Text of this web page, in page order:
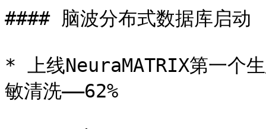
#### 脑波分布式数据库启动
* 上线NeuraMATRIX第一个
敏清洗——62%